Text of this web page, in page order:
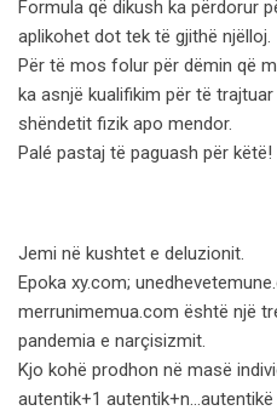
Formula që dikush ka përdorur
aplikohet dot tek të gjithë njëlloj.
Për të mos folur për dëmin që
ka asnjë kualifikim për të
shëndetit fizik apo mendor.
Palé pastaj të paguash për këtë!
Jemi në kushtet e deluzionit.
Epoka xy.com;
merrunimemua.com është një
pandemia e narçisizmit.
Kjo kohë prodhon në masë
autentik+1